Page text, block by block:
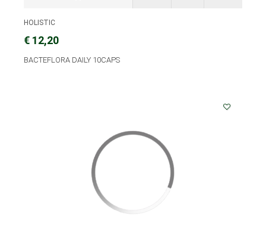
HOLISTIC
€ 12,20
BACTEFLORA DAILY 10CAPS